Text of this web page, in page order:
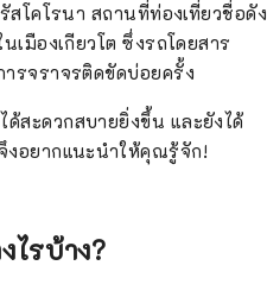
สโคโรนา สถานที่ท่องเที่ยวชื่อดัง
เมืองเกียวโต ซึ่งรถโดยสาร
รจราจรติดขัดบ่อยครั้ง
สะดวกสบายยิ่งขึ้น และยังได้
งอยากแนะนำให้คุณรู้จัก!
ไรบ้าง?